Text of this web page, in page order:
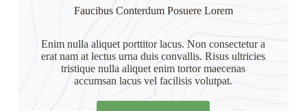
Faucibus Conterdum Posuere Lorem
Enim nulla aliquet porttitor lacus. Non consectetur a
erat nam at lectus urna duis convallis. Risus ultricies
tristique nulla aliquet enim tortor maecenas
accumsan lacus vel facilisis volutpat.